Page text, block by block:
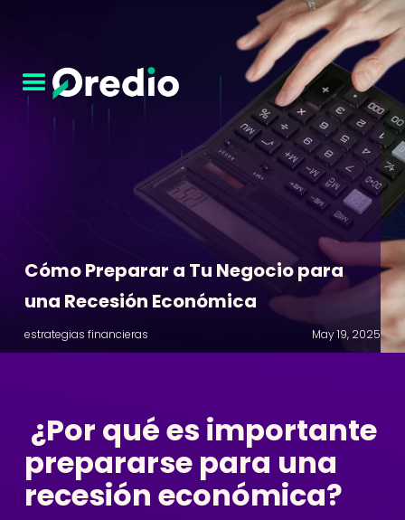
Cómo Preparar a Tu Negocio para
una Recesión Económica
estrategias financieras May 19, 2025
¿Por qué es importante
prepararse para una
recesión económica?